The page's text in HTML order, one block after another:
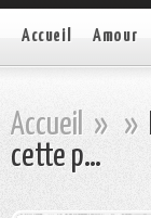
Accueil Amour
Accueil » »
cette p…